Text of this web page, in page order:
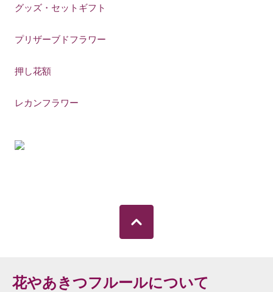
グッズ・セットギフト
プリザーブドフラワー
押し花額
レカンフラワー
花やあきつフルールについて